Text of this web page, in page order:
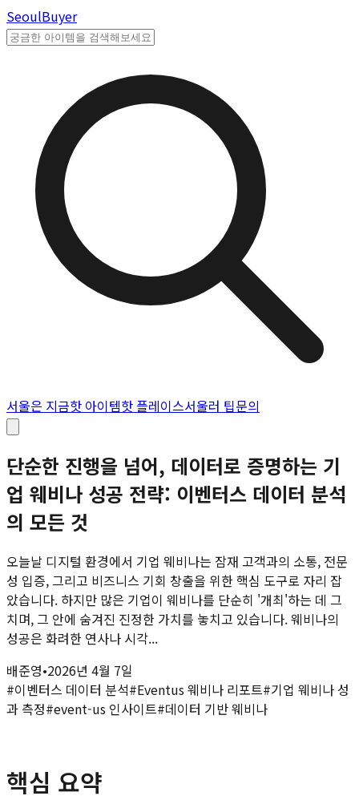
SeoulBuyer
서울은 지금핫 아이템핫 플레이스서울러 팁문의
단순한 진행을 넘어, 데이터로 증명하는 기
업 웨비나 성공 전략: 이벤터스 데이터 분석
의 모든 것
오늘날 디지털 환경에서 기업 웨비나는 잠재 고객과의 소통, 전문
성 입증, 그리고 비즈니스 기회 창출을 위한 핵심 도구로 자리 잡
았습니다. 하지만 많은 기업이 웨비나를 단순히 '개최'하는 데 그
치며, 그 안에 숨겨진 진정한 가치를 놓치고 있습니다. 웨비나의
성공은 화려한 연사나 시각...
배준영•2026년 4월 7일
#이벤터스 데이터 분석#Eventus 웨비나 리포트#기업 웨비나 성
과 측정#event-us 인사이트#데이터 기반 웨비나
핵심 요약